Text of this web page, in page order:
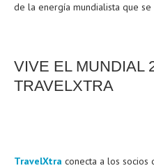
de la energía mundialista que
VIVE EL MUNDIAL
TRAVELXTRA
TravelXtra conecta a los socios